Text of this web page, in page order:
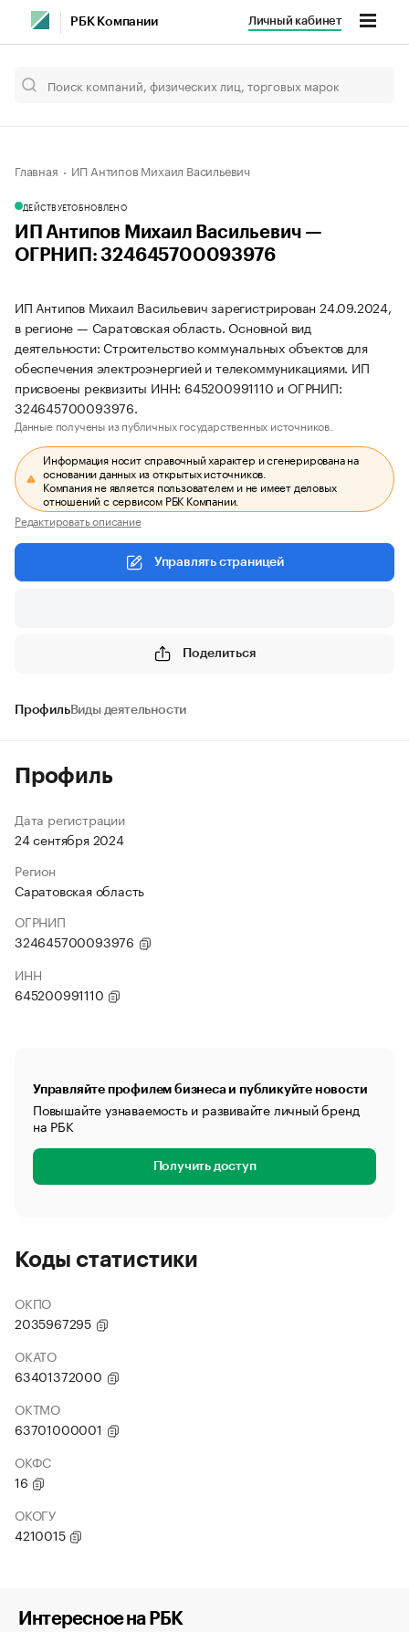
РБК Компании Личный кабинет
Главная ИП Антипов Михаил Васильевич
ДЕЙСТВУЕТОБНОВЛЕНО
ИП Антипов Михаил Васильевич —
ОГРНИП: 324645700093976
ИП Антипов Михаил Васильевич зарегистрирован 24.09.2024,
в регионе — Саратовская область. Основной вид
деятельности: Строительство коммунальных объектов для
обеспечения электроэнергией и телекоммуникациями. ИП
присвоены реквизиты ИНН: 645200991110 и ОГРНИП:
324645700093976.
Данные получены из публичных государственных источников.
Информация носит справочный характер и сгенерирована на
основании данных из открытых источников.
Компания не является пользователем и не имеет деловых
отношений с сервисом РБК Компании.
Редактировать описание
Управлять страницей
Поделиться
ПрофильВиды деятельности
Профиль
Дата регистрации
24 сентября 2024
Регион
Саратовская область
ОГРНИП
324645700093976
ИНН
645200991110
Управляйте профилем бизнеса и публикуйте новости
Повышайте узнаваемость и развивайте личный бренд
на РБК
Получить доступ
Коды статистики
ОКПО
2035967295
ОКАТО
63401372000
ОКТМО
63701000001
ОКФС
16
ОКОГУ
4210015
Интересное на РБК